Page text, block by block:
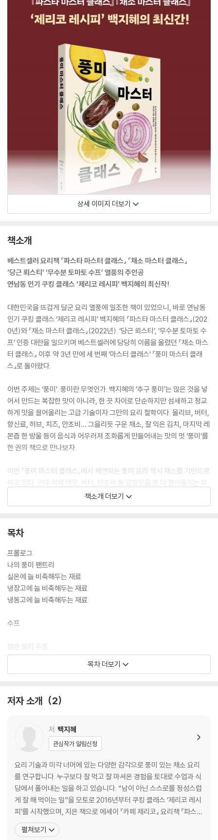
상세 이미지 더보기
책소개
베스트셀러 요리책 『파스타 마스터 클래스』 『채소 마스터 클래스』
‘당근 뢰스티’ ‘무수분 토마토 수프’ 열풍의 주인공
연남동 인기 쿠킹 클래스 ‘제리코 레시피’ 백지혜의 최신작!
대한민국을 뜨겁게 달군 요리 열풍에 일조한 책이 있었으니, 바로 연남동
인기 쿠킹 클래스 ‘제리코 레시피’ 백지혜의 『파스타 마스터 클래스』(202
0년)와 『채소 마스터 클래스』(2022년). ‘당근 뢰스티’, ‘무수분 토마토 수
프’ 인증 대란을 일으키며 베스트셀러에 당당히 이름을 올렸던 『채소 마스
터 클래스』 이후 약 3년 만에 세 번째 ‘마스터 클래스’ 『풍미 마스터 클래
스』로 돌아왔다.
이번 주제는 ‘풍미’. 풍미란 무엇인가. 백지혜의 ‘추구 풍미’는 많은 것을 넣
어서 만드는 복잡한 맛이 아니라, 한 끗 차이로 단순하지만 섬세하고 정교
하게 맛을 끌어올리는 고급 기술이자 그만의 요리 철학이다. 올리브, 버터,
향신료, 허브, 치즈, 안초비… 그을리듯 구운 채소, 잘 익은 김치, 마지막 레
몬즙 한 방울 등이 음식과 어우러져 조화롭게 만들어내는 맛의 멋 ‘풍미’를
한 권의 책으로 만나보자.
이번 『풍미 마스터 클래스』에서 제안하는 풍미 요리 역시 채소를 기반으로
하고 있다. 근데 이제 액젓, 버터, 안초비 등 감칠맛을 좀 더 끌어올리는 부
재료를 곁들인. 이렇듯 페스코 단계의 채식이 가능하며, 좀 더 유연하고 풍
미 가득한 36가지 채소 요리의 레시피를 정리했다. 그렇지만 여기에 완전
절히 함께 소개하고 있음은 물론이다. 예를 들어, 비건에게는 ‘태국식 코코
다거나 ‘크리미 버섯 리소토’의 육수를 건표고버섯 우린 물로 대체할 수 있
다고 안내한다. 또한 논비건에게는 ‘사천식 크리스피 두부’ 요리에 듬뿍 뿌
리는 자체 개발 풍미 파우더를 각종 고기나 달걀 등에도 찍어 먹어보기를
권하는 식이다.
책소개 더보기
목차
프롤로그
나의 풍미 팬트리
실온에 늘 비축해두는 재료
냉장고에 늘 비축해두는 재료
냉동고에 늘 비축해두는 재료
수프
맑은 보리 수프
청경채 버섯 수프
스페인식 마늘 빵 수프
차갑게 먹는 요리
생아스파라거스 샐러드
안초비 배 샐러드
초당옥수수 살사와 토르티야 칩
구운 채소 마리네이드
비트 후무스와 올리브 절임
구운 대파 비네그레트
양배추 생강초절임
목차 더보기
저자 소개 2
저 백지혜
관심작가 알림신청
요리 기술과 미각 너머에 있는 다양한 감각으로 풍미 있는 채소 요리
를 연구합니다. 누구보다 잘 먹고 잘 마셔온 경험을 토대로 수업과 식
당에서 풀어내는 일을 하고 있습니다. “남이 아닌 스스로를 정성스럽
게 잘 해 먹이는 일”을 모토로 2016년부터 쿠킹 클래스 ‘제리코 레시
피’를 시작했으며, 지은 책으로 에세이 『카페 제리코』 요리책 『파스타
마스터 클래스』 『채소 마스터 클래스』가 있습니다. 현재는 연남동에
서 ‘제리코 레시피’로 쿠킹 클래스를 진행하고, 동일한 이름의 식당을
펼쳐보기